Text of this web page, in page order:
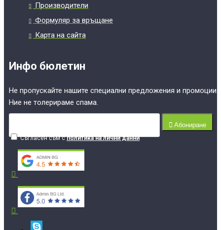
Производители
Формуляр за връщане
Карта на сайта
Инфо бюлетин
Не пропускайте нашите специални предложения и промоции.
Ние не толерираме спама.
Абониране
Съгласен съм сполитика на лични данни